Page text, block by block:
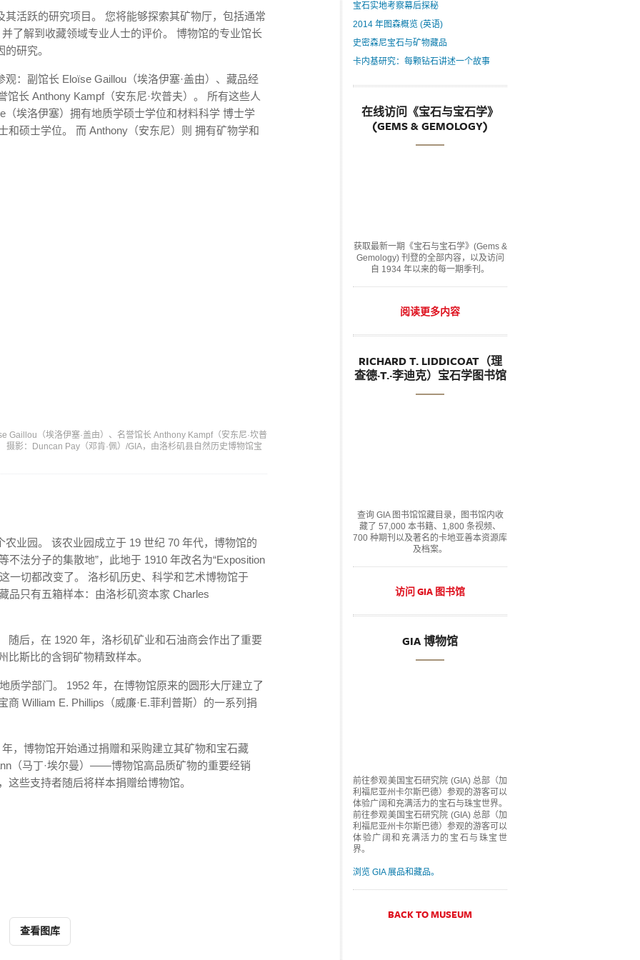
活跃的研究项目。 您将能够探索其矿物厅，包括通常
了解到收藏领域专业人士的评价。 博物馆的专业馆长
研究。
：副馆长 Eloïse Gaillou（埃洛伊塞·盖由）、藏品经
馆长 Anthony Kampf（安东尼·坎普夫）。 所有这些人
埃洛伊塞）拥有地质学硕士学位和材料科学 博士学
和硕士学位。 而 Anthony（安东尼）则 拥有矿物学和
Gaillou（埃洛伊塞·盖由）、名誉馆长 Anthony Kampf（安东尼·坎普
摄影：Duncan Pay（邓肯·佩）/GIA，由洛杉矶县自然历史博物馆宝
业园。 该农业园成立于 19 世纪 70 年代，博物馆的
不法分子的集散地”，此地于 1910 年改名为“Exposition
一切都改变了。 洛杉矶历史、科学和艺术博物馆于
品只有五箱样本：由洛杉矶资本家 Charles
随后，在 1920 年，洛杉矶矿业和石油商会作出了重要
斯比的含铜矿物精致样本。
质学部门。 1952 年，在博物馆原来的圆形大厅建立了
William E. Phillips（威廉·E.菲利普斯）的一系列捐
，博物馆开始通过捐赠和采购建立其矿物和宝石藏
（马丁·埃尔曼）——博物馆高品质矿物的重要经销
些支持者随后将样本捐赠给博物馆。
查看图库
宝石实地考察幕后探秘
2014 年图森概览 (英语)
史密森尼宝石与矿物藏品
卡内基研究：每颗钻石讲述一个故事
在线访问《宝石与宝石学》
(GEMS & GEMOLOGY)
获取最新一期《宝石与宝石学》(Gems &
Gemology) 刊登的全部内容，以及访问
自 1934 年以来的每一期季刊。
阅读更多内容
RICHARD T. LIDDICOAT（理
查德·T.·李迪克）宝石学图书馆
查询 GIA 图书馆馆藏目录，图书馆内收
藏了 57,000 本书籍、1,800 条视频、
700 种期刊以及著名的卡地亚善本资源库
及档案。
访问 GIA 图书馆
GIA 博物馆
前往参观美国宝石研究院 (GIA) 总部（加
利福尼亚州卡尔斯巴德）参观的游客可以
体验广阔和充满活力的宝石与珠宝世界。
前往参观美国宝石研究院 (GIA) 总部（加
利福尼亚州卡尔斯巴德）参观的游客可以
体验广阔和充满活力的宝石与珠宝世
界。
浏览 GIA 展品和藏品。
BACK TO MUSEUM